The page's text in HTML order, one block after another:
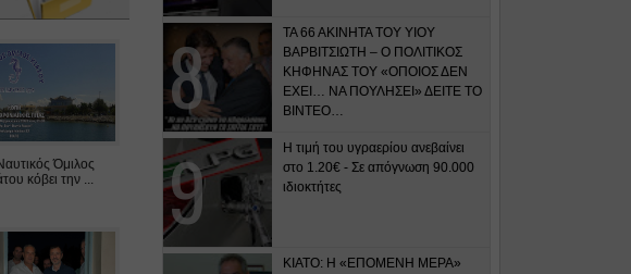
Όμιλος
κόβει την ...
ΤΑ 66 ΑΚΙΝΗΤΑ ΤΟΥ ΥΙΟΥ
ΒΑΡΒΙΤΣΙΩΤΗ – Ο ΠΟΛΙΤΙΚΟΣ
ΚΗΦΗΝΑΣ ΤΟΥ «ΟΠΟΙΟΣ ΔΕΝ
ΕΧΕΙ… ΝΑ ΠΟΥΛΗΣΕΙ» ΔΕΙΤΕ ΤΟ
ΒΙΝΤΕΟ…
Η τιμή του υγραερίου ανεβαίνει
στο 1.20€ - Σε απόγνωση 90.000
ιδιοκτήτες
ΚΙΑΤΟ: Η «ΕΠΟΜΕΝΗ ΜΕΡΑ»